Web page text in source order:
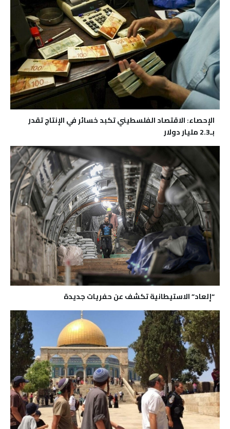
الإحصاء: الاقتصاد الفلسطيني تكبد خسائر في الإنتاج تقدر
بـ2.3 مليار دولار
“إلعاد” الاستيطانية تكشف عن حفريات جديدة